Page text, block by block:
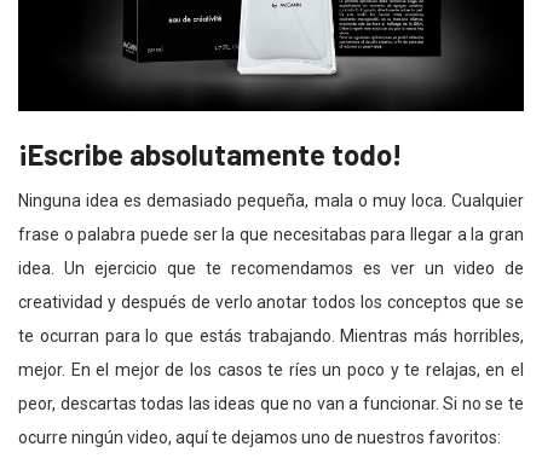
¡Escribe absolutamente todo!
Ninguna idea es demasiado pequeña, mala o muy loca. Cualquier
frase o palabra puede ser la que necesitabas para llegar a la gran
idea. Un ejercicio que te recomendamos es ver un video de
creatividad y después de verlo anotar todos los conceptos que se
te ocurran para lo que estás trabajando. Mientras más horribles,
mejor. En el mejor de los casos te ríes un poco y te relajas, en el
peor, descartas todas las ideas que no van a funcionar. Si no se te
ocurre ningún video, aquí te dejamos uno de nuestros favoritos: